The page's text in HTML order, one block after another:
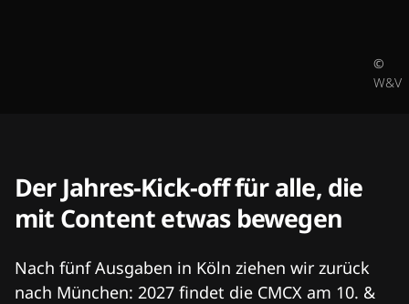
©
W&V
Der Jahres-Kick-off für alle, die
mit Content etwas bewegen
Nach fünf Ausgaben in Köln ziehen wir zurück
nach München: 2027 findet die CMCX am 10. &